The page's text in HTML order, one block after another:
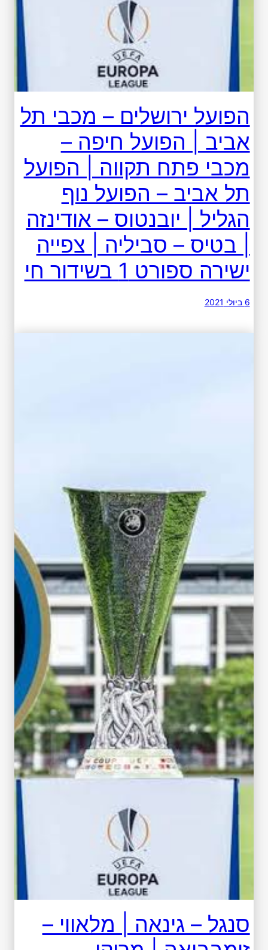
הפועל ירושלים – מכבי תל
אביב | הפועל חיפה –
מכבי פתח תקווה | הפועל
תל אביב – הפועל נוף
הגליל | יובנטוס – אודינזה
| בטיס – סביליה | צפייה
ישירה ספורט 1 בשידור חי
6 ביולי 2021
סנגל – גינאה | מלאווי –